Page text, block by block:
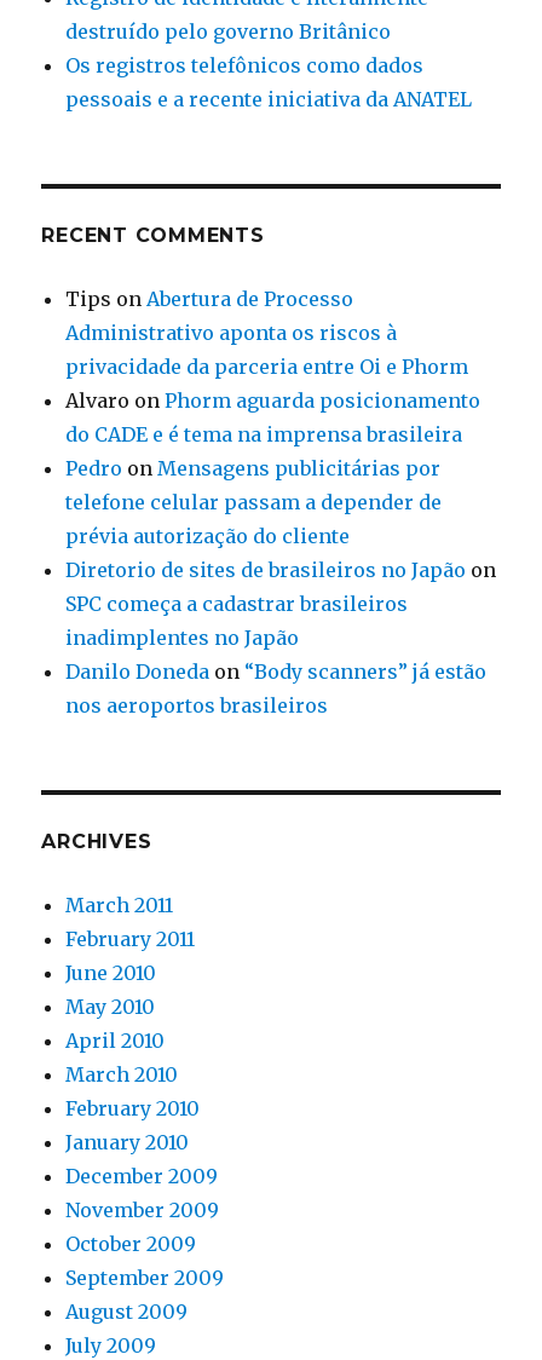
destruído pelo governo Britânico
Os registros telefônicos como dados
pessoais e a recente iniciativa da ANATEL
RECENT COMMENTS
Tips onAbertura de Processo
Administrativo aponta os riscos à
privacidade da parceria entre Oi e Phorm
Alvaro onPhorm aguarda posicionamento
do CADE e é tema na imprensa brasileira
Pedro onMensagens publicitárias por
telefone celular passam a depender de
prévia autorização do cliente
Diretorio de sites de brasileiros no Japão on
SPC começa a cadastrar brasileiros
inadimplentes no Japão
Danilo Doneda on “Body scanners” já estão
nos aeroportos brasileiros
ARCHIVES
March 2011
February 2011
June 2010
May 2010
April 2010
March 2010
February 2010
January 2010
December 2009
November 2009
October 2009
September 2009
August 2009
July 2009